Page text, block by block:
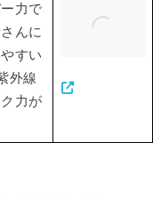
力で
んに
すい
外線
力が